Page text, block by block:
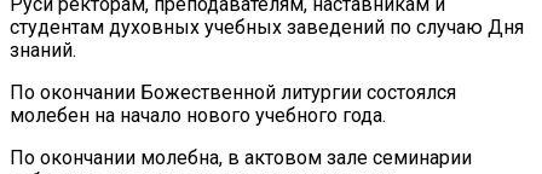
студентам духовных учебных заведений по случаю Дня
знаний.
По окончании Божественной литургии состоялся
молебен на начало нового учебного года.
По окончании молебна, в актовом зале семинарии